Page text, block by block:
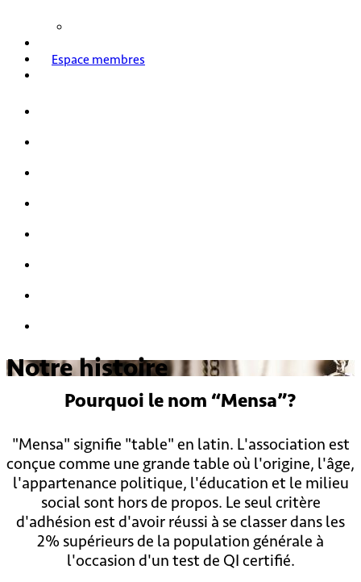
Espace membres
Notre histoire
Pourquoi le nom “Mensa”?
"Mensa" signifie "table" en latin. L'association est
conçue comme une grande table où l'origine, l'âge,
l'appartenance politique, l'éducation et le milieu
social sont hors de propos. Le seul critère
d'adhésion est d'avoir réussi à se classer dans les
2% supérieurs de la population générale à
l'occasion d'un test de QI certifié.